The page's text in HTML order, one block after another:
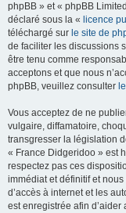
phpBB » et « phpBB
déclaré sous la « licence
téléchargé sur le site de
de faciliter les discussions
être tenu comme
acceptons et que nous
phpBB, veuillez consulter
Vous acceptez de ne
vulgaire, diffamatoire,
transgresser la législation
« France Didgeridoo » est
respectez pas ces
immédiat et définitif et
d’accès à internet et les
est enregistrée afin